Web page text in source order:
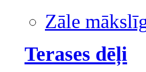
Zāle
Terases dēļi